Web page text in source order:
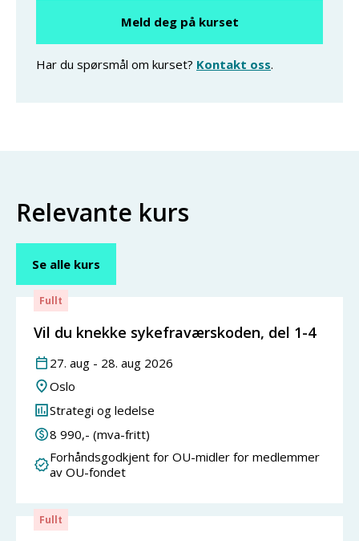
Meld deg på kurset
Har du spørsmål om kurset? Kontakt oss.
Relevante kurs
Se alle kurs
Fullt
Vil du knekke sykefraværskoden, del 1-4
27. aug - 28. aug 2026
Oslo
Strategi og ledelse
8 990,- (mva-fritt)
Forhåndsgodkjent for OU-midler for medlemmer
av OU-fondet
Fullt